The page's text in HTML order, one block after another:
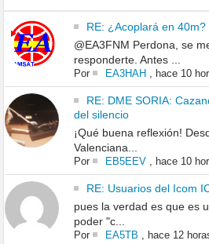
RE: ¿Acoplará en 40m?
@EA3FNM Perdona, se
responderte. Antes ...
Por EA3HAH, hace 10
RE: DME SORIA:
del silencio
¡Qué buena reflexión!
Valenciana...
Por EB5EEV, hace 10
RE: Usuarios del Icom
pues la verdad es que es
poder "c...
Por EA5TB hace 12